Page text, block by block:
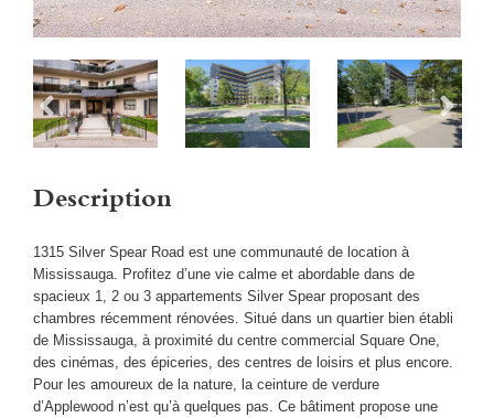
Description
1315 Silver Spear Road est une communauté de location à
Mississauga. Profitez d’une vie calme et abordable dans de
spacieux 1, 2 ou 3 appartements Silver Spear proposant des
chambres récemment rénovées. Situé dans un quartier bien établi
de Mississauga, à proximité du centre commercial Square One,
des cinémas, des épiceries, des centres de loisirs et plus encore.
Pour les amoureux de la nature, la ceinture de verdure
d’Applewood n’est qu’à quelques pas. Ce bâtiment propose une